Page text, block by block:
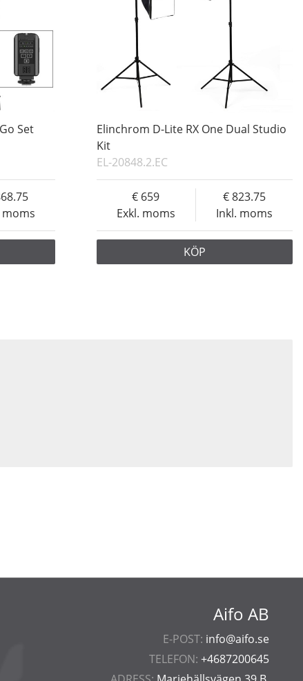
Set
moms
Elinchrom D-Lite RX One Dual Studio
Kit
EL-20848.2.EC
Exkl. moms
659
Inkl. moms
823.75
KÖP
Aifo AB
E-POST: info@aifo.se
TELEFON: +4687200645